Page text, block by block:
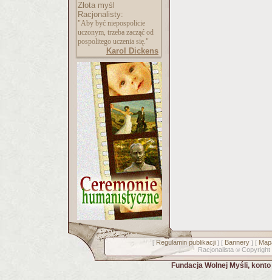
Złota myśl
Racjonalisty:
"Aby być niepospolicie
uczonym, trzeba zacząć od
pospolitego uczenia się."
Karol Dickens
[ Regulamin publikacji] [ Bannery] [
Racjonalista © Copyright
Fundacja Wolnej Myśli,